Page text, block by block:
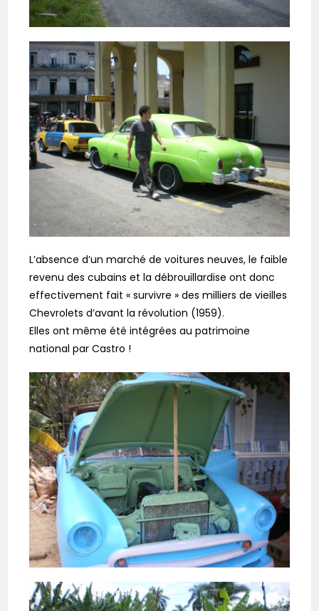
L’absence d’un marché de voitures neuves, le faible
revenu des cubains et la débrouillardise ont donc
effectivement fait « survivre » des milliers de vieilles
Chevrolets d’avant la révolution (1959).
Elles ont même été intégrées au patrimoine
national par Castro !